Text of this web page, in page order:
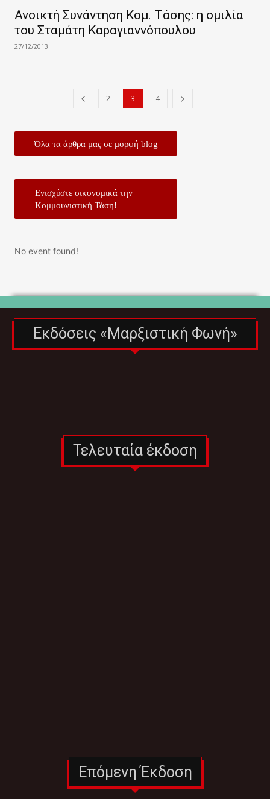
Ανοικτή Συνάντηση Κομ. Τάσης: η ομιλία
του Σταμάτη Καραγιαννόπουλου
27/12/2013
2 3 4
Όλα τα άρθρα μας σε μορφή blog
Ενισχύστε οικονομικά την
Κομμουνιστική Τάση!
No event found!
Εκδόσεις «Μαρξιστική Φωνή»
Τελευταία έκδοση
Επόμενη Έκδοση